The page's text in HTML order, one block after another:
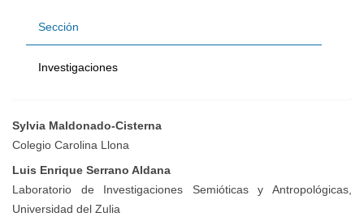
Sección
Investigaciones
Contenido
principal
Sylvia Maldonado-Cisterna
Colegio Carolina Llona
Luis Enrique Serrano Aldana
Laboratorio de Investigaciones Semióticas y Antropológicas,
Universidad del Zulia